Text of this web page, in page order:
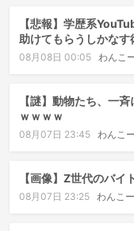
【悲報】学歴系
助けてもらうしかな
08月08日 00:05 わんこ
【謎】動物たち、一
ｗｗｗｗ
08月07日 23:45 わんこ
【画像】Z世代のバイ
08月07日 23:25 わんこ